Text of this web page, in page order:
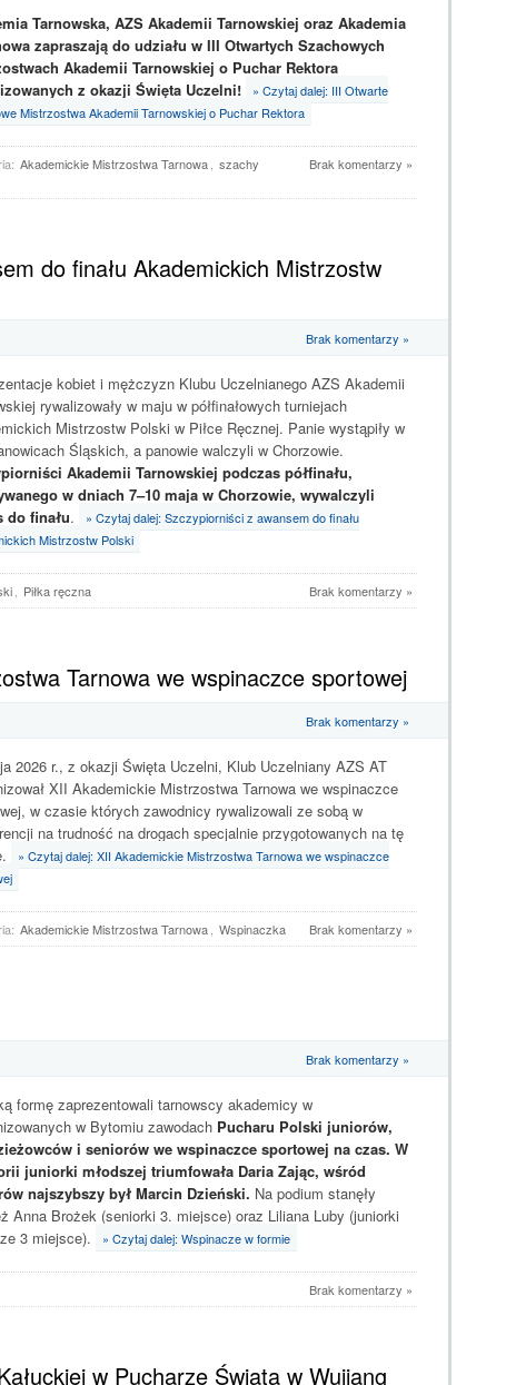
Tarnowska, AZS Akademii Tarnowskiej oraz Akademia
zapraszają do udziału w III Otwartych Szachowych
Akademii Tarnowskiej o Puchar Rektora
z okazji Święta Uczelni!
» Czytaj dalej: III Otwarte
Mistrzostwa Akademii Tarnowskiej o Puchar Rektora
Brak komentarzy »
Akademickie Mistrzostwa Tarnowa szachy
do finału Akademickich Mistrzostw
Brak komentarzy »
kobiet i mężczyzn Klubu Uczelnianego AZS Akademii
rywalizowały w maju w półfinałowych turniejach
Mistrzostw Polski w Piłce Ręcznej. Panie wystąpiły w
Śląskich, a panowie walczyli w Chorzowie.
Akademii Tarnowskiej podczas półfinału,
w dniach 7–10 maja w Chorzowie, wywalczyli
do finału.
» Czytaj dalej: Szczypiorniści z awansem do finału
Mistrzostw Polski
Brak komentarzy »
Piłka ręczna
Tarnowa we wspinaczce sportowej
Brak komentarzy »
2026 r., z okazji Święta Uczelni, Klub Uczelniany AZS AT
XII Akademickie Mistrzostwa Tarnowa we wspinaczce
w czasie których zawodnicy rywalizowali ze sobą w
na trudność na drogach specjalnie przygotowanych na tę
» Czytaj dalej: XII Akademickie Mistrzostwa Tarnowa we wspinaczce
Brak komentarzy »
Akademickie Mistrzostwa Tarnowa Wspinaczka
Brak komentarzy »
formę zaprezentowali tarnowscy akademicy w
w Bytomiu zawodach Pucharu Polski juniorów,
i seniorów we wspinaczce sportowej na czas. W
juniorki młodszej triumfowała Daria Zając, wśród
najszybszy był Marcin Dzieński. Na podium stanęły
Anna Brożek (seniorki 3. miejsce) oraz Liliana Luby (juniorki
3 miejsce).
» Czytaj dalej: Wspinacze w formie
Brak komentarzy »
w Pucharze Świata w Wujiang